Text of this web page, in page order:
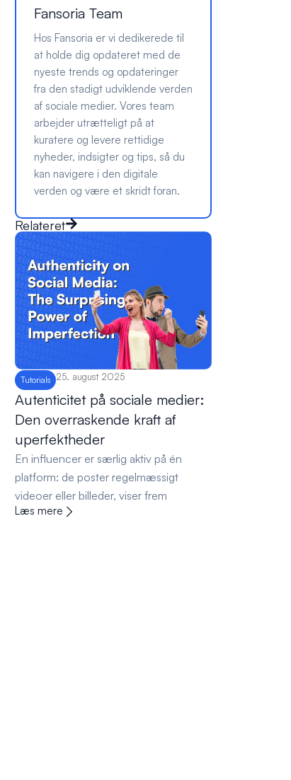
Fansoria Team
Hos Fansoria er vi dedikerede til
at holde dig opdateret med de
nyeste trends og opdateringer
fra den stadigt udviklende verden
af sociale medier. Vores team
arbejder utrætteligt på at
kuratere og levere rettidige
nyheder, indsigter og tips, så du
kan navigere i den digitale
verden og være et skridt foran.
Relateret
Tutorials 25. august 2025
Autenticitet på sociale medier:
Den overraskende kraft af
uperfektheder
En influencer er særlig aktiv på én
platform: de poster regelmæssigt
videoer eller billeder, viser frem
Læs mere